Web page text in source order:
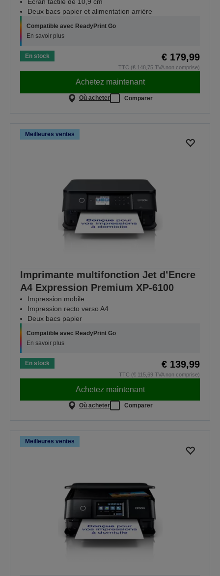
Deux bacs papier et alimentation arrière
Compatible avec ReadyPrint Go
En savoir plus
En stock € 179,99
TTC (€ 148,75 TVA non comprise)
Achetez maintenant
Où acheter Comparer
Meilleures ventes
Imprimante multifonction Jet d’Encre
A4 Expression Premium XP‑6100
Impression mobile
Impression recto verso A4
Deux bacs papier
Compatible avec ReadyPrint Go
En savoir plus
En stock € 139,99
TTC (€ 115,69 TVA non comprise)
Achetez maintenant
Où acheter Comparer
Meilleures ventes